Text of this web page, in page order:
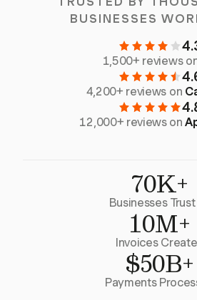
BUSINESSES
1,500+ reviews
4,200+ reviews on
12,000+ reviews on
70K+
Businesses Trust
10M+
Invoices
$50B+
Payments